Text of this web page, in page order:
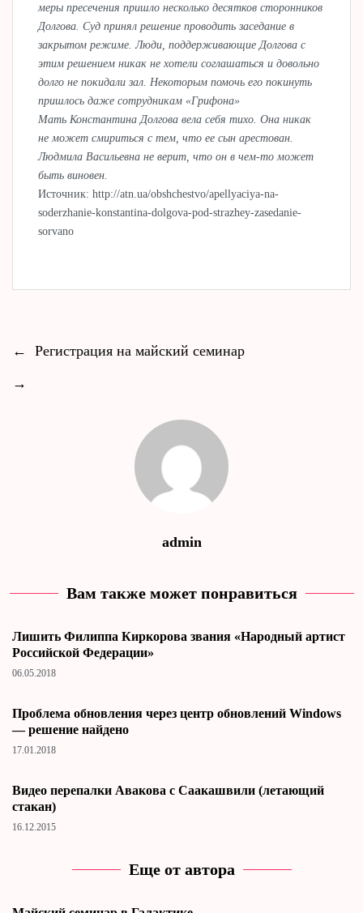
меры пресечения пришло несколько десятков сторонников
Долгова. Суд принял решение проводить заседание в
закрытом режиме. Люди, поддерживающие Долгова с
этим решением никак не хотели соглашаться и довольно
долго не покидали зал. Некоторым помочь его покинуть
пришлось даже сотрудникам «Грифона»
Мать Константина Долгова вела себя тихо. Она никак
не может смириться с тем, что ее сын арестован.
Людмила Васильевна не верит, что он в чем-то может
быть виновен.
Источник: http://atn.ua/obshchestvo/apellyaciya-na-
soderzhanie-konstantina-dolgova-pod-strazhey-zasedanie-
sorvano
←
Регистрация на майский семинар
→
admin
Вам также может понравиться
Лишить Филиппа Киркорова звания «Народный артист
Российской Федерации»
06.05.2018
Проблема обновления через центр обновлений Windows
— решение найдено
17.01.2018
Видео перепалки Авакова с Саакашвили (летающий
стакан)
16.12.2015
Еще от автора